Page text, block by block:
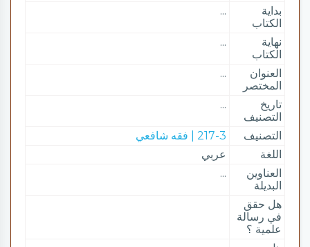
بداية
الكتاب
...
نهاية
الكتاب
...
العنوان
المختصر
...
تاريخ
التصنيف
...
التصنيف
217-3 | فقه شافعي
اللغة
عربي
العناوين
البديلة
...
هل حقق
في رسالة
علمية ؟